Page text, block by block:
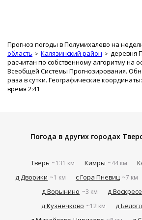
Прогноз погоды в Полумихалево на
область
Калязинский район деревня
расчитан по собственному алгоритму на
Всеобщей Системы Прогнозирования.
раза в сутки. Географические
время 2:41
Погода в других городах
Тверь ~131 км Кимры ~44 км
д Дворики ~1 км с Гора Пневиц ~7 км
д Ворынино ~3 км д
д Кузнечково ~12 км д